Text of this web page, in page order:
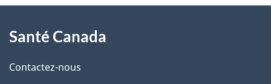
i
l
propos
de
Santé Canada
Contactez-nous